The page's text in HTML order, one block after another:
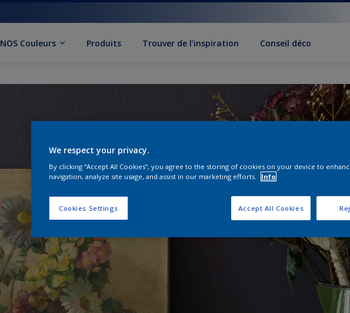
NOS Couleurs Produits Trouver de l’inspiration Conseil déco
We respect your privacy.
By clicking “Accept All Cookies”, you agree to the storing of cookies on your device to
navigation, analyze site usage, and assist in our marketing efforts.
Info
Cookies Settings Accept All Cookies